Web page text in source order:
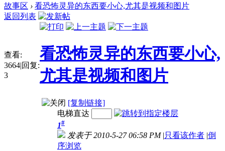
故事区 › 看恐怖灵异的东西要小心,尤其是视频和图片
返回列表
查看:
3664|回复:
3
看恐怖灵异的东西要小心,
尤其是视频和图片
[复制链接]
电梯直达
1#
发表于 2010-5-27 06:58 PM |只看该作者 |倒
序浏览